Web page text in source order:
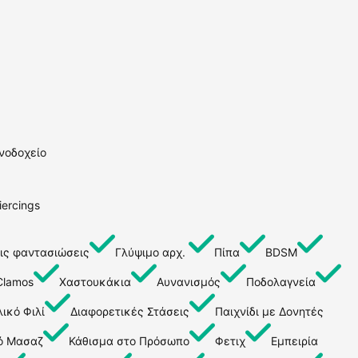
φαντασιώσεις Γλύψιμο αρχ. Πίπα BDSM
Χαστουκάκια Αυνανισμός Ποδολαγνεία
Φιλί Διαφορετικές Στάσεις Παιχνίδι με Δονητές
Μασαζ Κάθισμα στο Πρόσωπο Φετιχ Εμπειρία